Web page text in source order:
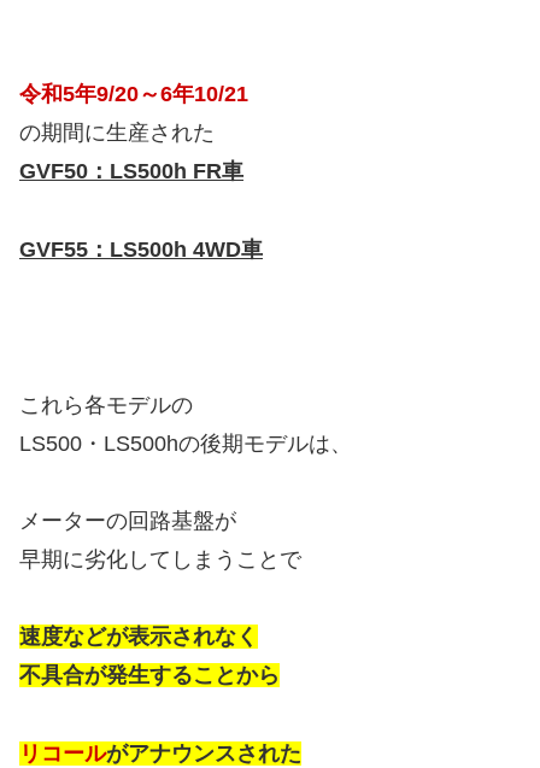
令和5年9/20～6年10/21
の期間に生産された
GVF50：LS500h FR車
GVF55：LS500h 4WD車
これら各モデルの
LS500・LS500hの後期モデルは、
メーターの回路基盤が
早期に劣化してしまうことで
速度などが表示されなく
不具合が発生することから
リコールがアナウンスされた